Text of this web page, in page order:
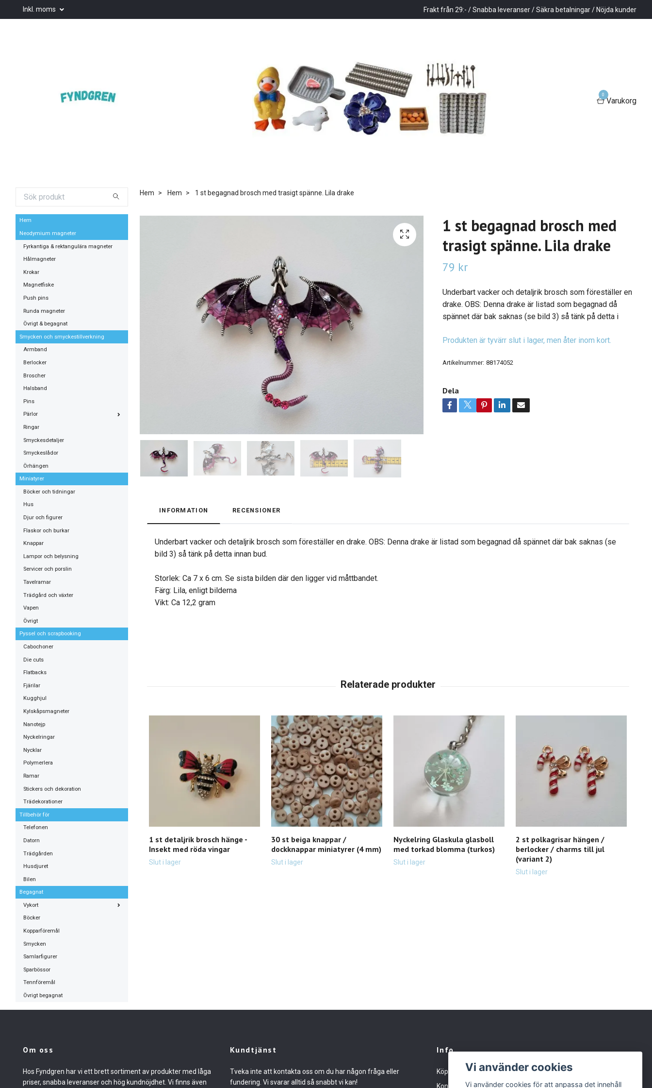
Inkl. moms Frakt från 29:- / Snabba leveranser / Säkra betalningar / Nöjda kunder
0
Varukorg
Hem
Neodymium magneter
Fyrkantiga & rektangulära magneter
Hålmagneter
Krokar
Magnetfiske
Push pins
Runda magneter
Övrigt & begagnat
Smycken och smyckestillverkning
Armband
Berlocker
Broscher
Halsband
Pins
Pärlor
Ringar
Smyckesdetaljer
Smyckeslådor
Örhängen
Miniatyrer
Böcker och tidningar
Hus
Djur och figurer
Flaskor och burkar
Knappar
Lampor och belysning
Servicer och porslin
Tavelramar
Trädgård och växter
Vapen
Övrigt
Pyssel och scrapbooking
Cabochoner
Die cuts
Flatbacks
Fjärilar
Kugghjul
Kylskåpsmagneter
Nanotejp
Nyckelringar
Nycklar
Polymerlera
Ramar
Stickers och dekoration
Trädekorationer
Tillbehör för
Telefonen
Datorn
Trädgården
Husdjuret
Bilen
Begagnat
Vykort
Böcker
Kopparföremål
Smycken
Samlarfigurer
Sparbössor
Tennföremål
Övrigt begagnat
Hem Hem 1 st begagnad brosch med trasigt spänne. Lila drake
1 st begagnad brosch med
trasigt spänne. Lila drake
79 kr
Underbart vacker och detaljrik brosch som föreställer en
drake. OBS: Denna drake är listad som begagnad då
spännet där bak saknas (se bild 3) så tänk på detta i
Produkten är tyvärr slut i lager, men åter inom kort.
Artikelnummer: 88174052
Dela
INFORMATION RECENSIONER
Underbart vacker och detaljrik brosch som föreställer en drake. OBS: Denna drake är listad som begagnad då spännet där bak saknas (se
bild 3) så tänk på detta innan bud.
Storlek: Ca 7 x 6 cm. Se sista bilden där den ligger vid måttbandet.
Färg: Lila, enligt bilderna
Vikt: Ca 12,2 gram
1 st detaljrik brosch hänge -
Insekt med röda vingar
Slut i lager
30 st beiga knappar /
dockknappar miniatyrer (4 mm)
Slut i lager
Nyckelring Glaskula glasboll
med torkad blomma (turkos)
Slut i lager
2 st polkagrisar hängen /
berlocker / charms till jul
(variant 2)
Slut i lager
Om oss
Hos Fyndgren har vi ett brett sortiment av produkter med låga
priser, snabba leveranser och hög kundnöjdhet. Vi finns även
Kundtjänst
Tveka inte att kontakta oss om du har någon fråga eller
fundering. Vi svarar alltid så snabbt vi kan!
Info
Köpvillkor
Kontakt
Vi använder cookies
Vi använder cookies för att anpassa det innehåll